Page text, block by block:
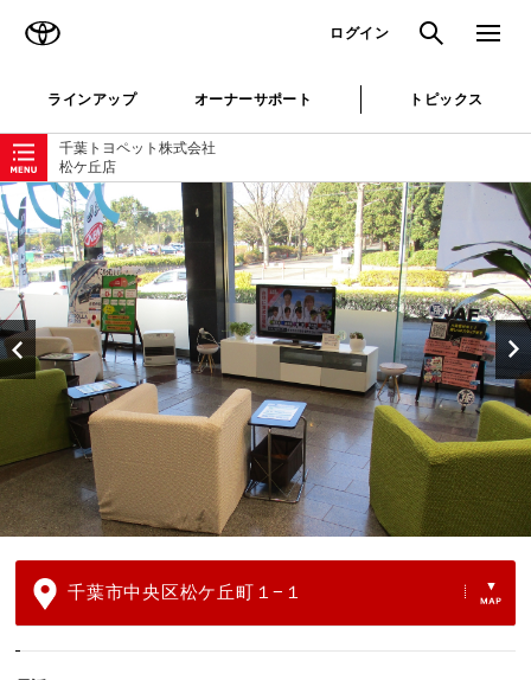
ログイン 検索 メニュ
ラインアップ オーナーサポート トピックス
千葉トヨペット株式会社
松ケ丘店
ローカルナビゲーション
千葉市中央区松ケ丘町１−１